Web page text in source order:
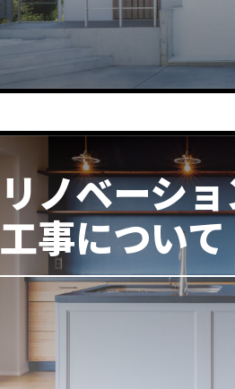
リノベーシ
工事について